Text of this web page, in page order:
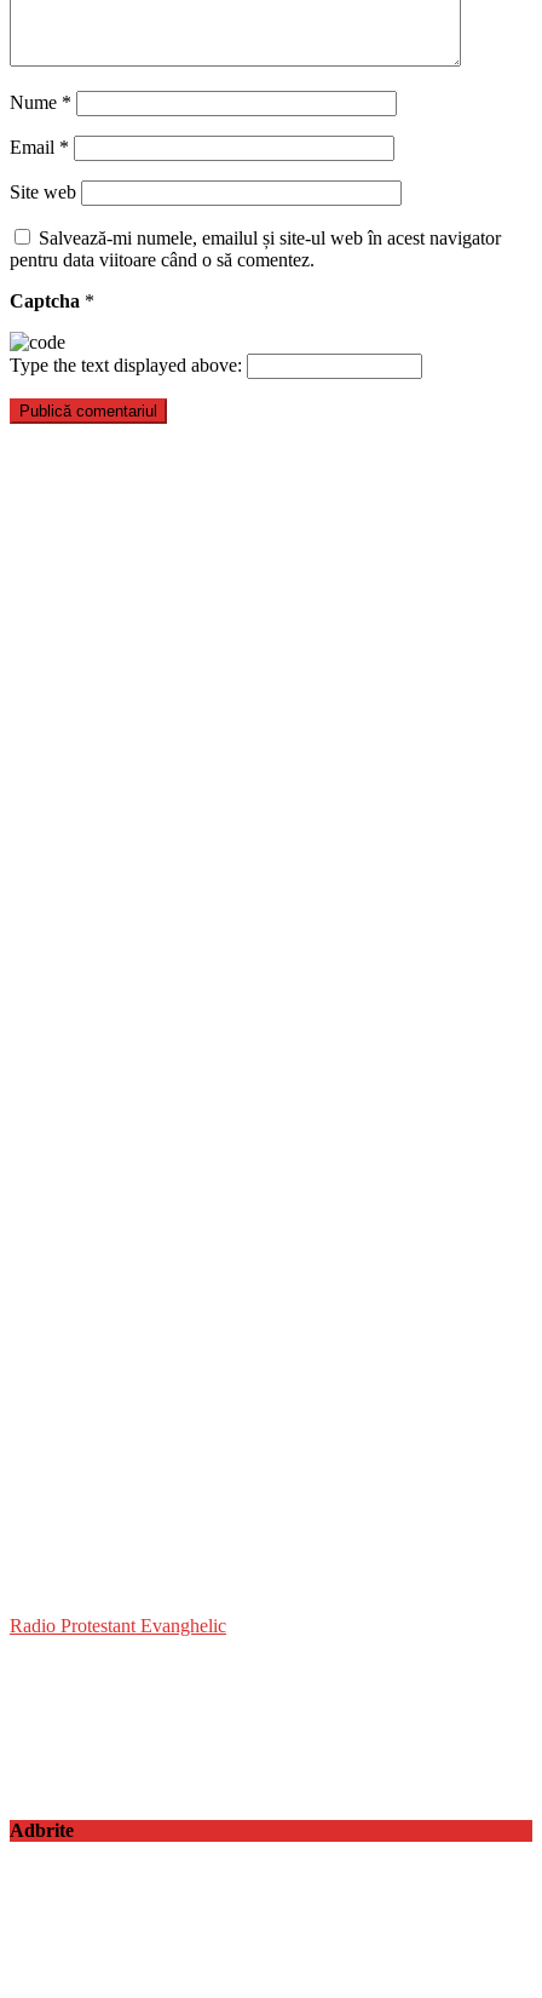
Nume *
Email *
Site web
Salvează-mi numele, emailul și site-ul web în acest navigator
pentru data viitoare când o să comentez.
Captcha *
Type the text displayed above:
Radio Protestant Evanghelic
Adbrite